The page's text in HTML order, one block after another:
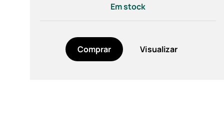
78 g (2)
80 g (1)
Em stock
Comprar Visualizar